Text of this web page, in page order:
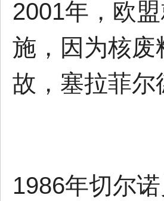
2001年，欧
施，因为核废
故，塞拉菲尔
1986年切尔